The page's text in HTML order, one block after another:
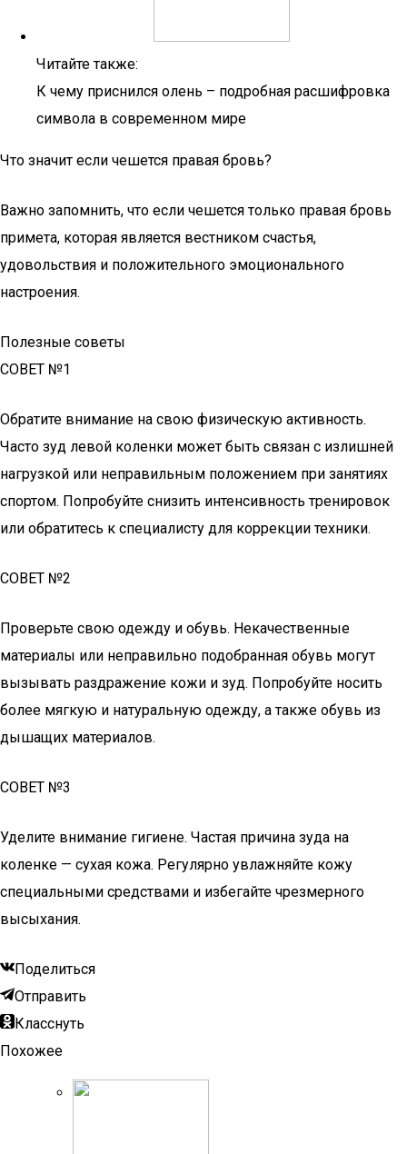
Читайте также:
К чему приснился олень – подробная расшифровка
символа в современном мире
Что значит если чешется правая бровь?
Важно запомнить, что если чешется только правая бровь
примета, которая является вестником счастья,
удовольствия и положительного эмоционального
настроения.
Полезные советы
СОВЕТ №1
Обратите внимание на свою физическую активность.
Часто зуд левой коленки может быть связан с излишней
нагрузкой или неправильным положением при занятиях
спортом. Попробуйте снизить интенсивность тренировок
или обратитесь к специалисту для коррекции техники.
СОВЕТ №2
Проверьте свою одежду и обувь. Некачественные
материалы или неправильно подобранная обувь могут
вызывать раздражение кожи и зуд. Попробуйте носить
более мягкую и натуральную одежду, а также обувь из
дышащих материалов.
СОВЕТ №3
Уделите внимание гигиене. Частая причина зуда на
коленке — сухая кожа. Регулярно увлажняйте кожу
специальными средствами и избегайте чрезмерного
высыхания.
Поделиться
Отправить
Класснуть
Похожее